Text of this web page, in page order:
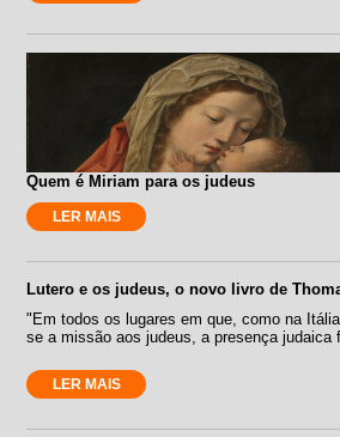
Quem é Miriam para os judeus
LER MAIS
Lutero e os judeus, o novo livro de
"Em todos os lugares em que, como na
se a missão aos judeus, a presença judaica
LER MAIS